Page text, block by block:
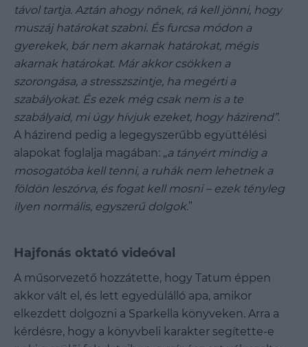
távol tartja. Aztán ahogy nőnek, rá kell jönni, hogy
muszáj határokat szabni. És furcsa módon a
gyerekek, bár nem akarnak határokat, mégis
akarnak határokat. Már akkor csökken a
szorongása, a stresszszintje, ha megérti a
szabályokat. És ezek még csak nem is a te
szabályaid, mi úgy hívjuk ezeket, hogy házirend”.
A házirend pedig a legegyszerűbb együttélési
alapokat foglalja magában: „a tányért mindig a
mosogatóba kell tenni, a ruhák nem lehetnek a
földön leszórva, és fogat kell mosni – ezek tényleg
ilyen normális, egyszerű dolgok.”
Hajfonás oktató videóval
A műsorvezető hozzátette, hogy Tatum éppen
akkor vált el, és lett egyedülálló apa, amikor
elkezdett dolgozni a Sparkella könyveken. Arra a
kérdésre, hogy a könyvbeli karakter segítette-e